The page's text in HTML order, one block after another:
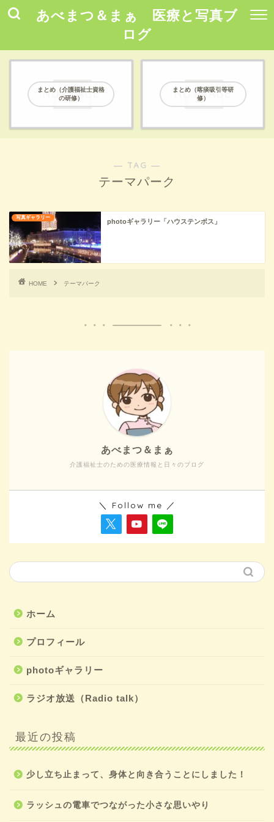
あべまつ＆まぁ 医療と写真ブ
ログ
まとめ（介護福祉士資格
の研修）
まとめ（喀痰吸引等研
修）
― TAG ―
テーマパーク
写真ギャラリー
photoギャラリー「ハウステンボス」
HOME テーマパーク
介護福祉士のための医療情報と日々のブログ
あべまつ＆まぁ
＼ Follow me ／
ホーム
プロフィール
photoギャラリー
ラジオ放送（Radio talk）
最近の投稿
少し立ち止まって、身体と向き合うことにしました！
ラッシュの電車でつながった小さな思いやり